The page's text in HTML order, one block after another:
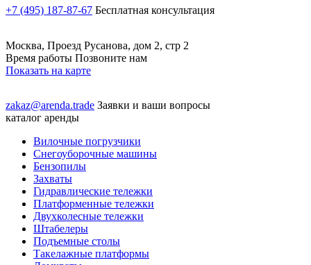
+7 (495) 187-87-67 Бесплатная консультация
Москва, Проезд Русанова, дом 2, стр 2
Время работы Позвоните нам
Показать на карте
zakaz@arenda.trade Заявки и ваши вопросы
каталог аренды
Вилочные погрузчики
Снегоуборочные машины
Бензопилы
Захваты
Гидравлические тележки
Платформенные тележки
Двухколесные тележки
Штабелеры
Подъемные столы
Такелажные платформы